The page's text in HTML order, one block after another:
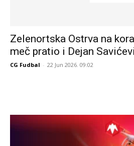
Zelenortska Ostrva na
meč pratio i Dejan
CG Fudbal - 22 Jun 2026. 09:02